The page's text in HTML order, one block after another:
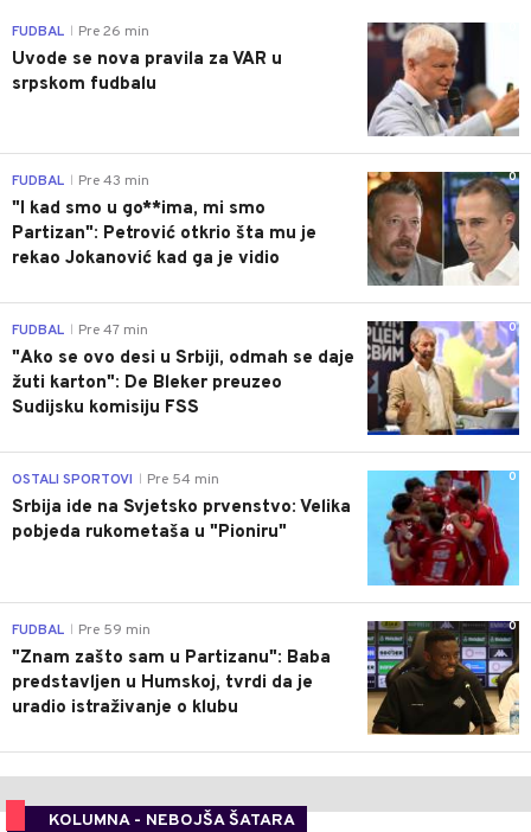
FUDBAL Pre 26 min
Uvode se nova pravila za VAR u
srpskom fudbalu
0
FUDBAL Pre 43 min
"I kad smo u go**ima, mi smo
Partizan": Petrović otkrio šta mu je
rekao Jokanović kad ga je vidio
0
FUDBAL Pre 47 min
"Ako se ovo desi u Srbiji, odmah se daje
žuti karton": De Bleker preuzeo
Sudijsku komisiju FSS
0
OSTALI SPORTOVI Pre 54 min
Srbija ide na Svjetsko prvenstvo: Velika
pobjeda rukometaša u "Pioniru"
0
FUDBAL Pre 59 min
"Znam zašto sam u Partizanu": Baba
predstavljen u Humskoj, tvrdi da je
uradio istraživanje o klubu
KOLUMNA - NEBOJŠA ŠATARA